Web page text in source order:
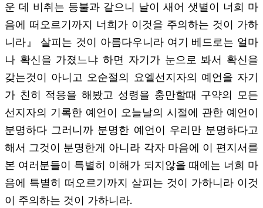
운 데 비취는 등불과 같으니 날이 새어 샛별이 너희 마
음에 떠오르기까지 너희가 이것을 주의하는 것이 가하
니라』 살피는 것이 아름다우니라 여기 베드로는 얼마
나 확신을 가졌느냐 하면 자기가 눈으로 봐서 확신을
갖는것이 아니고 오순절의 요엘선지자의 예언을 자기
가 친히 적응을 해봤고 성령을 충만할때 구약의 모든
선지자의 기록한 예언이 오늘날의 시절에 관한 예언이
분명하다 그러니까 분명한 예언이 우리만 분명하다고
해서 그것이 분명한게 아니라 각자 마음에 이 편지서를
본 여러분들이 특별히 이해가 되지않을 때에는 너희 마
음에 특별히 떠오르기까지 살피는 것이 가하니라 이것
이 주의하는 것이 가하니라.